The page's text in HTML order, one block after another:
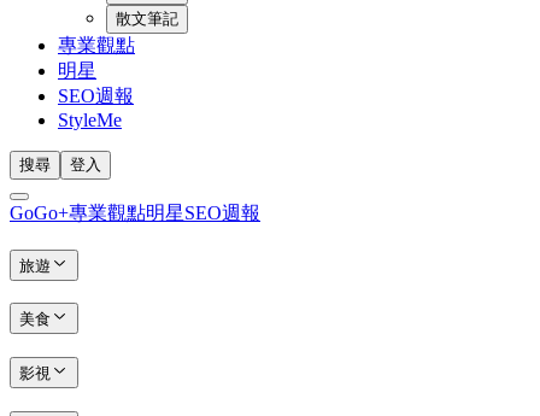
散文筆記
專業觀點
明星
SEO週報
StyleMe
搜尋 登入
GoGo+專業觀點明星SEO週報
旅遊
美食
影視